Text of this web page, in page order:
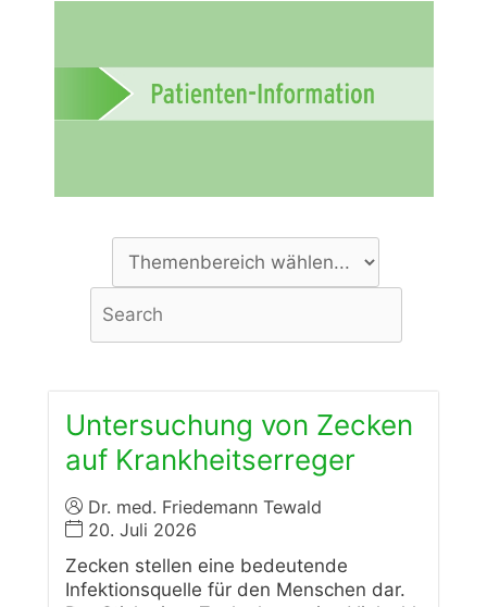
Untersuchung von Zecken
auf Krankheitserreger
Dr. med. Friedemann Tewald
20. Juli 2026
Zecken stellen eine bedeutende
Infektionsquelle für den Menschen dar.